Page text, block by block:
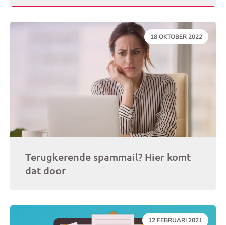
DATUM:
18 OKTOBER 2022
Terugkerende spammail? Hier komt
dat door
DATUM:
12 FEBRUARI 2021